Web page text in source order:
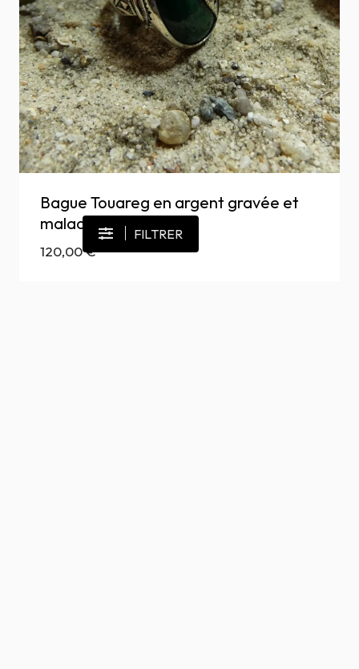
Bague Touareg en argent gravée et
malachite
120,00€
FILTRER